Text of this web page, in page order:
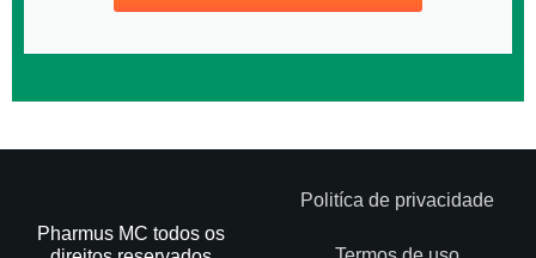
Pharmus MC todos os
Politíca de privacidade